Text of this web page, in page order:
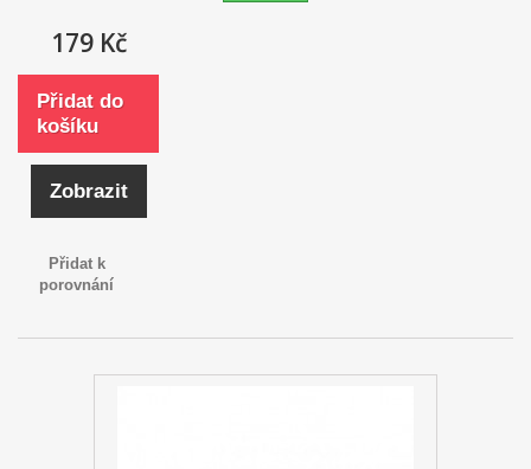
179 Kč
Přidat do
košíku
Zobrazit
Přidat k
porovnání